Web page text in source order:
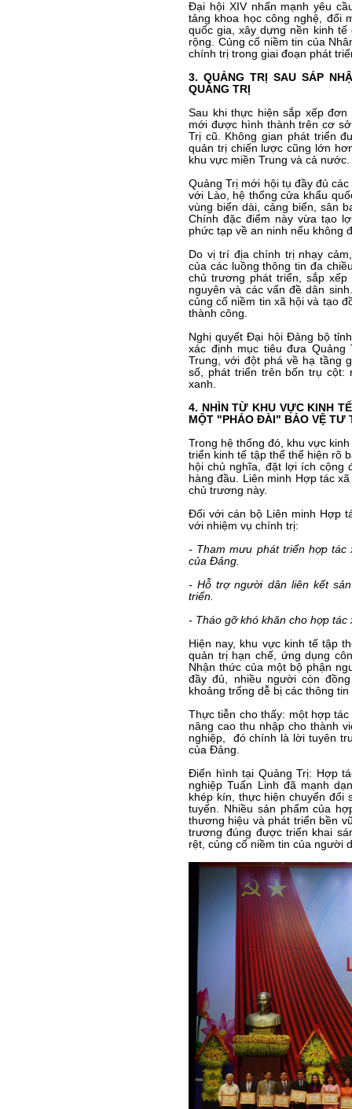
Đại hội XIV nhấn mạnh yêu
tảng khoa học công nghệ, đổi
quốc gia, xây dựng nền kinh
rộng. Củng cố niềm tin của
chính trị trong giai đoạn phát
3. QUẢNG TRỊ SAU SÁP
QUẢNG TRỊ
Sau khi thực hiện sắp xếp
mới được hình thành trên cơ
Trị cũ. Không gian phát triển
quản trị chiến lược cũng lớn
khu vực miền Trung và cả nước.
Quảng Trị mới hội tụ đầy đủ
với Lào, hệ thống cửa khẩu
vùng biển dài, cảng biển, sân
Chính đặc điểm này vừa tạo
phức tạp về an ninh nếu không
Do vị trí địa chính trị nhạy
của các luồng thông tin đa
chủ trương phát triển, sắp
nguyên và các vấn đề dân
củng cố niềm tin xã hội và tạo
thành công.
Nghị quyết Đại hội Đảng bộ
xác định mục tiêu đưa
Trung, với đột phá về hạ tầng
số, phát triển trên bốn trụ cột:
xanh.
4. NHÌN TỪ KHU VỰC KINH
MỘT "PHÁO ĐÀI" BẢO VỆ TƯ
Trong hệ thống đó, khu vực
triển kinh tế tập thể thể hiện rõ
hội chủ nghĩa, đặt lợi ích cộng
hàng đầu. Liên minh Hợp tác
chủ trương này.
Đối với cán bộ Liên minh Hợp
với nhiệm vụ chính trị:
- Tham mưu phát triển hợp tác
của Đảng.
- Hỗ trợ người dân liên kết
triển.
- Tháo gỡ khó khăn cho hợp
Hiện nay, khu vực kinh tế tập
quản trị hạn chế, ứng dụng
Nhận thức của một bộ phận
đầy đủ, nhiều người còn
khoảng trống dễ bị các thông
Thực tiễn cho thấy: một hợp
nâng cao thu nhập cho thành
nghiệp, đó chính là lời tuyên
của Đảng.
Điển hình tại Quảng Trị: Hợp
nghiệp Tuấn Linh đã mạnh
khép kín, thực hiện chuyển đổi
tuyến. Nhiều sản phẩm của
thương hiệu và phát triển bền
trương đúng được triển khai
rệt, củng cố niềm tin của người